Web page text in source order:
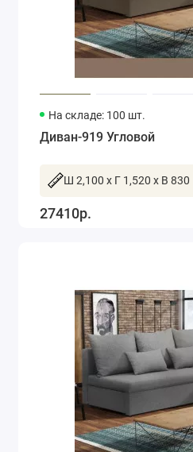
На складе: 100 шт.
Диван-919 Угловой
Ш 2,100 x Г 1,520 x В 830
27410р.